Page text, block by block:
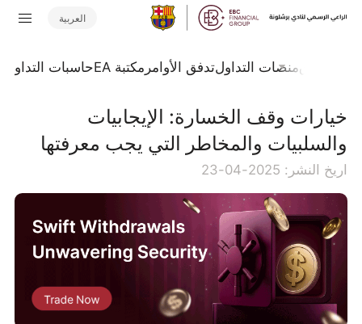
العربية
السوقمنصات التداولتدفق الأوامر مكتبة EA حاسبات التداول
خيارات وقف الخسارة: الإيجابيات
والسلبيات والمخاطر التي يجب معرفتها
اريخ النشر: 2025-04-23